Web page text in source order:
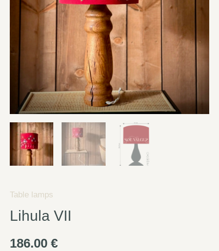
Table lamps
Lihula VII
186.00 €